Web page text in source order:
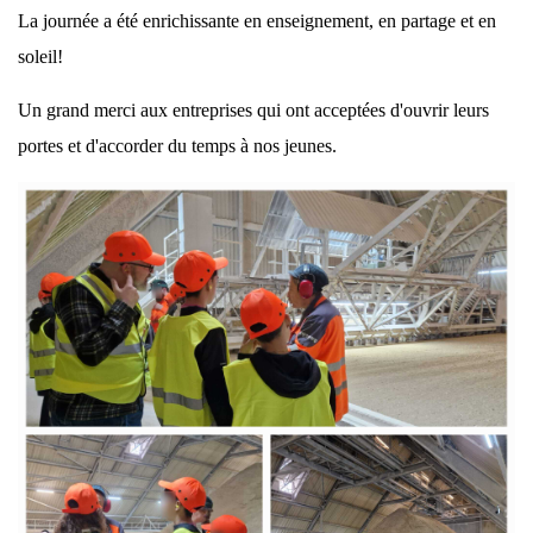
La journée a été enrichissante en enseignement, en partage et en
soleil!
Un grand merci aux entreprises qui ont acceptées d'ouvrir leurs
portes et d'accorder du temps à nos jeunes.